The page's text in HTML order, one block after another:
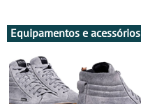
Equipamentos e acessórios